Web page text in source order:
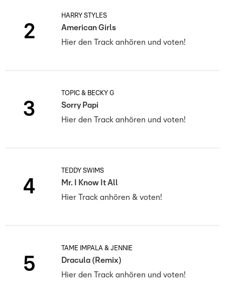
2
HARRY STYLES
American Girls
Hier den Track anhören und voten!
3
TOPIC & BECKY G
Sorry Papi
Hier den Track anhören und voten!
4
TEDDY SWIMS
Mr. I Know It All
Hier Track anhören & voten!
5
TAME IMPALA & JENNIE
Dracula (Remix)
Hier den Track anhören und voten!